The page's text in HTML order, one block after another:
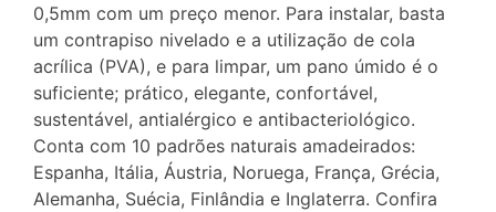
0,5mm com um preço menor. Para instalar, basta
um contrapiso nivelado e a utilização de cola
acrílica (PVA), e para limpar, um pano úmido é o
suficiente; prático, elegante, confortável,
sustentável, antialérgico e antibacteriológico.
Conta com 10 padrões naturais amadeirados:
Espanha, Itália, Áustria, Noruega, França, Grécia,
Alemanha, Suécia, Finlândia e Inglaterra. Confira